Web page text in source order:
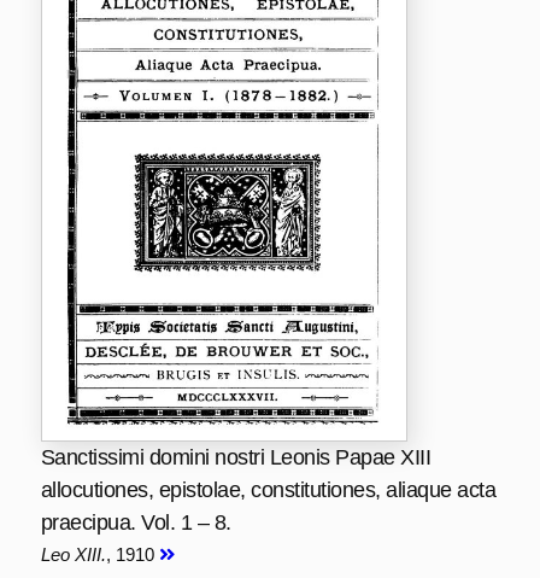
Sanctissimi domini nostri Leonis Papae XIII
allocutiones, epistolae, constitutiones, aliaque acta
praecipua. Vol. 1 – 8.
Leo XIII., 1910